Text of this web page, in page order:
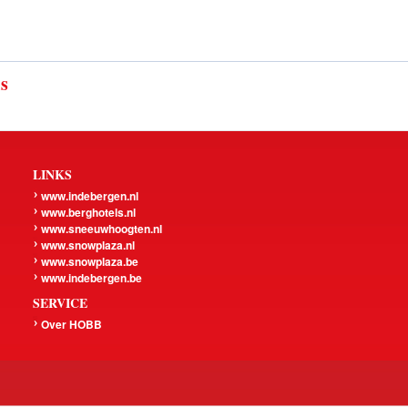
LINKS
www.indebergen.nl
www.berghotels.nl
www.sneeuwhoogten.nl
www.snowplaza.nl
www.snowplaza.be
www.indebergen.be
SERVICE
Over HOBB